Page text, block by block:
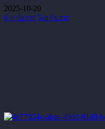
2025-10-20
6-р бүлэг 5-р бүлэг